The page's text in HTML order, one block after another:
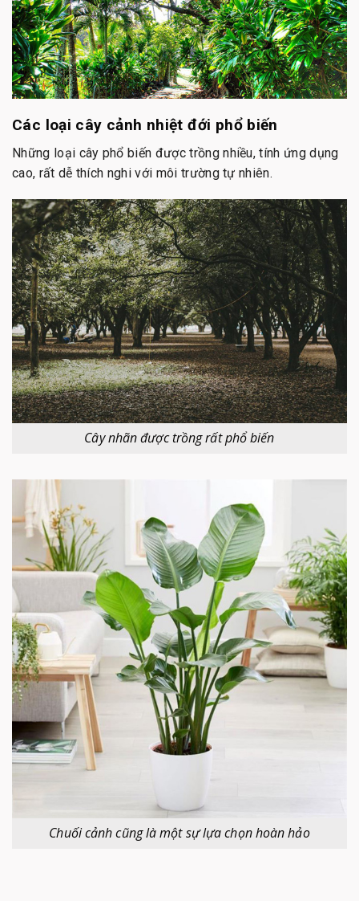
Các loại cây cảnh nhiệt đới phổ biến
Những loại cây phổ biến được trồng nhiều, tính ứng dụng
cao, rất dễ thích nghi với môi trường tự nhiên.
Cây nhãn được trồng rất phổ biến
Chuối cảnh cũng là một sự lựa chọn hoàn hảo